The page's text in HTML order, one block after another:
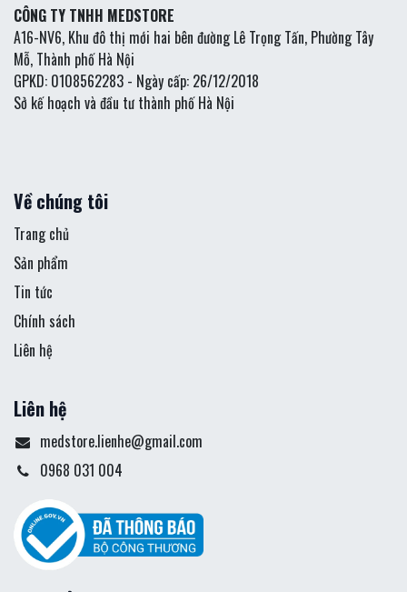
CÔNG TY TNHH MEDSTORE
A16-NV6, Khu đô thị mới hai bên đường Lê Trọng Tấn, Phường Tây
Mỗ, Thành phố Hà Nội
GPKD: 0108562283 - Ngày cấp: 26/12/2018
Sở kế hoạch và đầu tư thành phố Hà Nội
Về chúng tôi
Trang chủ
Sản phẩm
Tin tức
Chính sách
Liên hệ
Liên hệ
medstore.lienhe@gmail.com
0968 031 004